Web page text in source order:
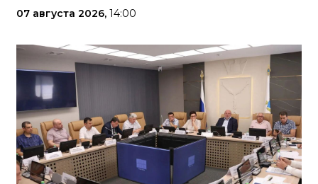
07 августа 2026, 14:00